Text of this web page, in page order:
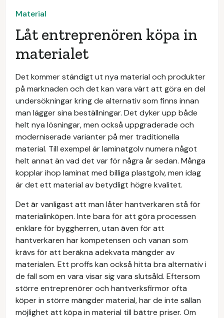
Material
Låt entreprenören köpa in
materialet
Det kommer ständigt ut nya material och produkter
på marknaden och det kan vara värt att göra en del
undersökningar kring de alternativ som finns innan
man lägger sina beställningar. Det dyker upp både
helt nya lösningar, men också uppgraderade och
moderniserade varianter på mer traditionella
material. Till exempel är laminatgolv numera något
helt annat än vad det var för några år sedan. Många
kopplar ihop laminat med billiga plastgolv, men idag
är det ett material av betydligt högre kvalitet.
Det är vanligast att man låter hantverkaren stå för
materialinköpen. Inte bara för att göra processen
enklare för byggherren, utan även för att
hantverkaren har kompetensen och vanan som
krävs för att beräkna adekvata mängder av
materialen. Ett proffs kan också hitta bra alternativ i
de fall som en vara visar sig vara slutsåld. Eftersom
större entreprenörer och hantverksfirmor ofta
köper in större mängder material, har de inte sällan
möjlighet att köpa in material till bättre priser. Om